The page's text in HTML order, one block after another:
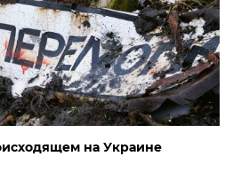
на Украине